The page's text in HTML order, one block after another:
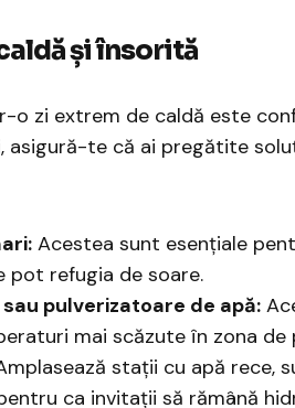
și însorită
o zi extrem de caldă este
asigură-te că ai pregătite
Acestea sunt esențiale
pot refugia de soare.
pulverizatoare de apă:
mai scăzute în zona de
stații cu apă rece,
ca invitații să rămână